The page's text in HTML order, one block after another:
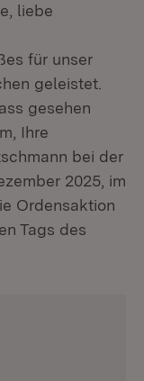
liebe
für unser
geleistet.
gesehen
Ihre
bei der
2025, im
in neuem
Ordensaktion
Tags des